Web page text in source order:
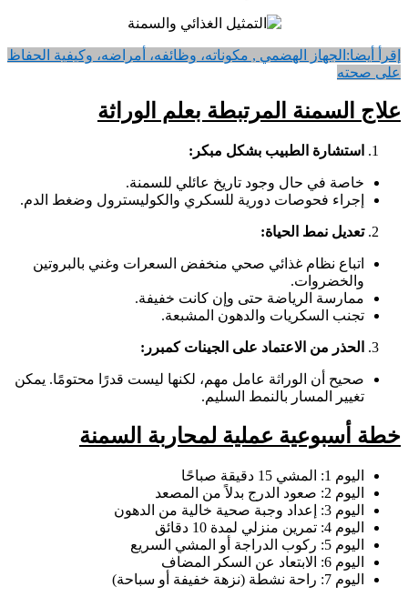
إقرأ أيضا: الجهاز الهضمي , مكوناته، وظائفه، أمراضه، وكيفية الحفاظ
على صحته
علاج السمنة المرتبطة بعلم الوراثة
استشارة الطبيب بشكل مبكر:
خاصة في حال وجود تاريخ عائلي للسمنة.
إجراء فحوصات دورية للسكري والكوليسترول وضغط الدم.
تعديل نمط الحياة:
اتباع نظام غذائي صحي منخفض السعرات وغني بالبروتين
والخضروات.
ممارسة الرياضة حتى وإن كانت خفيفة.
تجنب السكريات والدهون المشبعة.
الحذر من الاعتماد على الجينات كمبرر:
صحيح أن الوراثة عامل مهم، لكنها ليست قدرًا محتومًا. يمكن
تغيير المسار بالنمط السليم.
خطة أسبوعية عملية لمحاربة السمنة
اليوم 1: المشي 15 دقيقة صباحًا
اليوم 2: صعود الدرج بدلاً من المصعد
اليوم 3: إعداد وجبة صحية خالية من الدهون
اليوم 4: تمرين منزلي لمدة 10 دقائق
اليوم 5: ركوب الدراجة أو المشي السريع
اليوم 6: الابتعاد عن السكر المضاف
اليوم 7: راحة نشطة (نزهة خفيفة أو سباحة)